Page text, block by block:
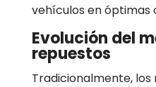
vehículos en óptimas
Evolución del
repuestos
Tradicionalmente,